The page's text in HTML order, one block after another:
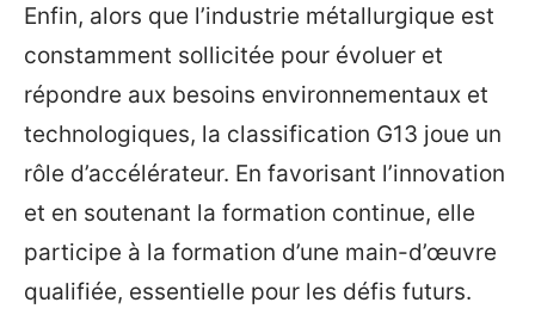
Enfin, alors que l’industrie métallurgique est
constamment sollicitée pour évoluer et
répondre aux besoins environnementaux et
technologiques, la classification G13 joue un
rôle d’accélérateur. En favorisant l’innovation
et en soutenant la formation continue, elle
participe à la formation d’une main-d’œuvre
qualifiée, essentielle pour les défis futurs.